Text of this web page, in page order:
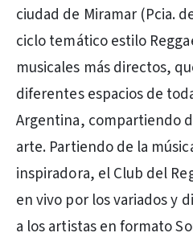
ciudad de Miramar (Pcia.
ciclo temático estilo
musicales más directos,
diferentes espacios de
Argentina, compartiendo
arte. Partiendo de la
inspiradora, el Club del
en vivo por los variados y
a los artistas en formato